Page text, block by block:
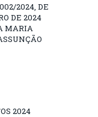
2024, DE
DE 2024
MARIA
2024